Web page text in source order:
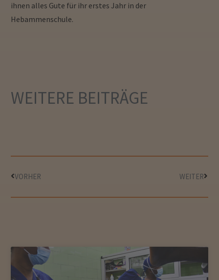
ihnen alles Gute für ihr erstes Jahr in der
Hebammenschule.
WEITERE BEITRÄGE
VORHER WEITER